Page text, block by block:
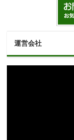
運営会社